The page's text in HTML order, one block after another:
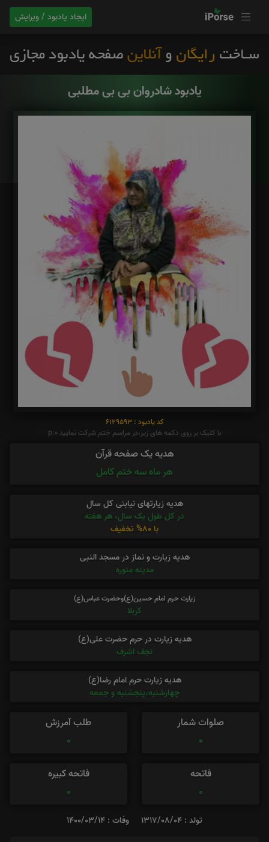
ایجاد یادبود / ویرایش
یادبود شادروان بی بی مطلبی
کد یادبود : 6129593
با کلیک بر روی دکمه های زیر،در مراسم ختم شرکت نمایید p:0
هدیه یک صفحه قرآن
هر ماه سه ختم کامل
هدیه زیارتهای نیابتی کل سال
در کل طول یک سال، هر هفته
با 80% تخفیف
هدیه زیارت و نماز در مسجد النبی
مدینه منوره
زیارت حرم امام حسین(ع)وحضرت عباس(ع)
کربلا
هدیه زیارت در حرم حضرت علی(ع)
نجف اشرف
هدیه زیارت حرم امام رضا(ع)
چهارشنبه،پنجشنبه و جمعه
صلوات شمار
0
طلب آمرزش
0
فاتحه
0
فاتحه کبیره
0
تولد : 1317/08/04 وفات : 1400/03/14